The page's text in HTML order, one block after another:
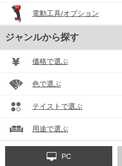
電動工具/オプション
ジャンルから探す
価格で選ぶ
色で選ぶ
テイストで選ぶ
用途で選ぶ
PC